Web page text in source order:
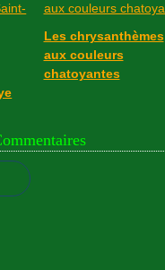
Les chrysanthèmes
aux couleurs
chatoyantes